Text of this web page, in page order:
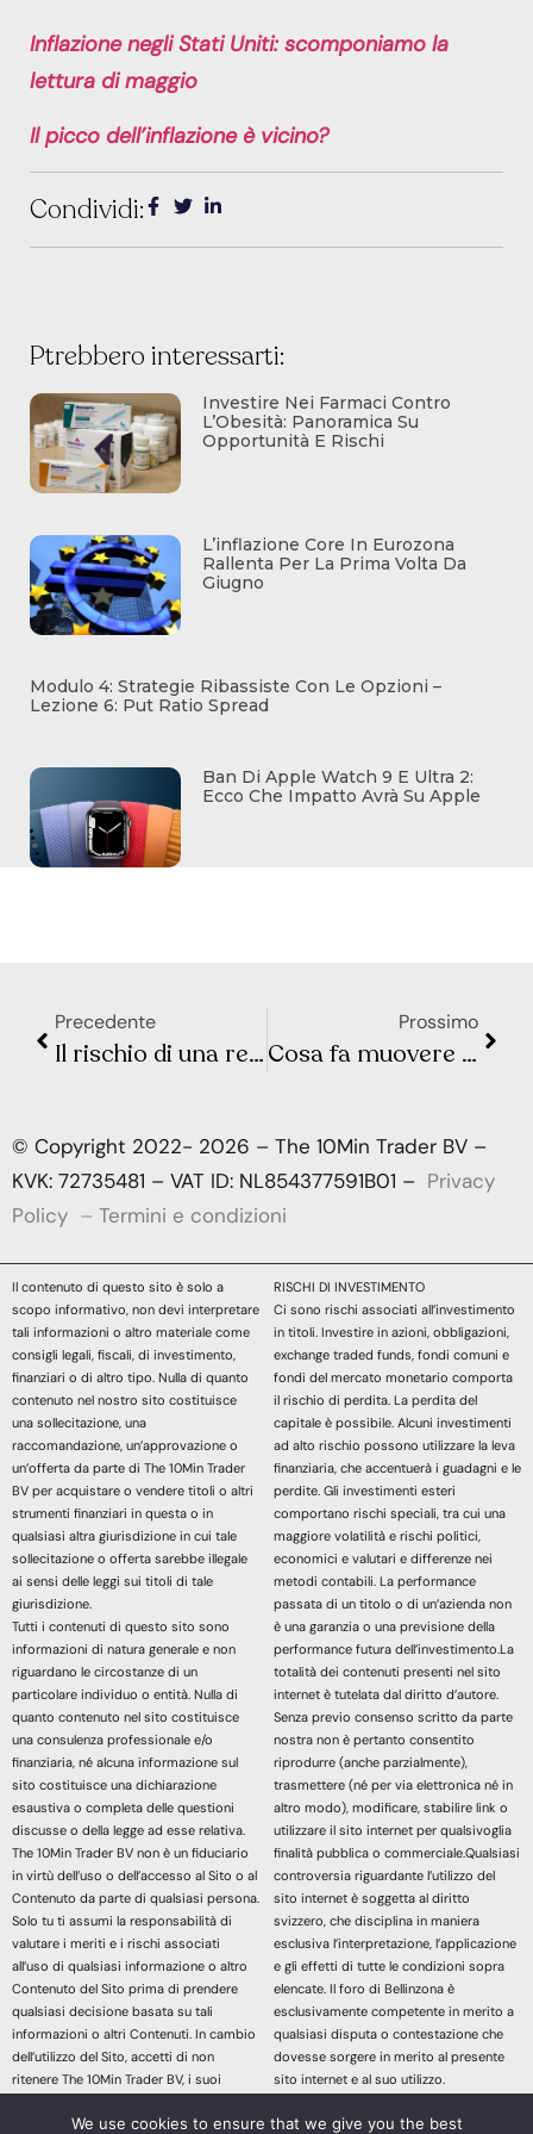
Inflazione negli Stati Uniti: scomponiamo la
lettura di maggio
Il picco dell’inflazione è vicino?
Condividi:
Ptrebbero interessarti:
Investire Nei Farmaci Contro
L’Obesità: Panoramica Su
Opportunità E Rischi
L’inflazione Core In Eurozona
Rallenta Per La Prima Volta Da
Giugno
Modulo 4: Strategie Ribassiste Con Le Opzioni –
Lezione 6: Put Ratio Spread
Ban Di Apple Watch 9 E Ultra 2:
Ecco Che Impatto Avrà Su Apple
Precedente
Il rischio di una recessione è alto?
Prossimo
Cosa fa muovere i mercati? Sintesi Macro – Settimana 25
© Copyright 2022- 2026 – The 10Min Trader BV –
KVK: 72735481 – VAT ID: NL854377591B01 – Privacy
Policy – Termini e condizioni
Il contenuto di questo sito è solo a
scopo informativo, non devi interpretare
tali informazioni o altro materiale come
consigli legali, fiscali, di investimento,
finanziari o di altro tipo. Nulla di quanto
contenuto nel nostro sito costituisce
una sollecitazione, una
raccomandazione, un’approvazione o
un’offerta da parte di The 10Min Trader
BV per acquistare o vendere titoli o altri
strumenti finanziari in questa o in
qualsiasi altra giurisdizione in cui tale
sollecitazione o offerta sarebbe illegale
ai sensi delle leggi sui titoli di tale
giurisdizione.
Tutti i contenuti di questo sito sono
informazioni di natura generale e non
riguardano le circostanze di un
particolare individuo o entità. Nulla di
quanto contenuto nel sito costituisce
una consulenza professionale e/o
finanziaria, né alcuna informazione sul
sito costituisce una dichiarazione
esaustiva o completa delle questioni
discusse o della legge ad esse relativa.
The 10Min Trader BV non è un fiduciario
in virtù dell’uso o dell’accesso al Sito o al
Contenuto da parte di qualsiasi persona.
Solo tu ti assumi la responsabilità di
valutare i meriti e i rischi associati
all’uso di qualsiasi informazione o altro
Contenuto del Sito prima di prendere
qualsiasi decisione basata su tali
informazioni o altri Contenuti. In cambio
dell’utilizzo del Sito, accetti di non
ritenere The 10Min Trader BV, i suoi
servizi responsabile di eventuali
RISCHI DI INVESTIMENTO
Ci sono rischi associati all’investimento
in titoli. Investire in azioni, obbligazioni,
exchange traded funds, fondi comuni e
fondi del mercato monetario comporta
il rischio di perdita. La perdita del
capitale è possibile. Alcuni investimenti
ad alto rischio possono utilizzare la leva
finanziaria, che accentuerà i guadagni e le
perdite. Gli investimenti esteri
comportano rischi speciali, tra cui una
maggiore volatilità e rischi politici,
economici e valutari e differenze nei
metodi contabili. La performance
passata di un titolo o di un’azienda non
è una garanzia o una previsione della
performance futura dell’investimento.La
totalità dei contenuti presenti nel sito
internet è tutelata dal diritto d’autore.
Senza previo consenso scritto da parte
nostra non è pertanto consentito
riprodurre (anche parzialmente),
trasmettere (né per via elettronica né in
altro modo), modificare, stabilire link o
utilizzare il sito internet per qualsivoglia
finalità pubblica o commerciale.Qualsiasi
controversia riguardante l’utilizzo del
sito internet è soggetta al diritto
svizzero, che disciplina in maniera
esclusiva l’interpretazione, l’applicazione
e gli effetti di tutte le condizioni sopra
elencate. Il foro di Bellinzona è
esclusivamente competente in merito a
qualsiasi disputa o contestazione che
dovesse sorgere in merito al presente
sito internet e al suo utilizzo.
dei contenuti di questo sito Web
We use cookies to ensure that we give you the best